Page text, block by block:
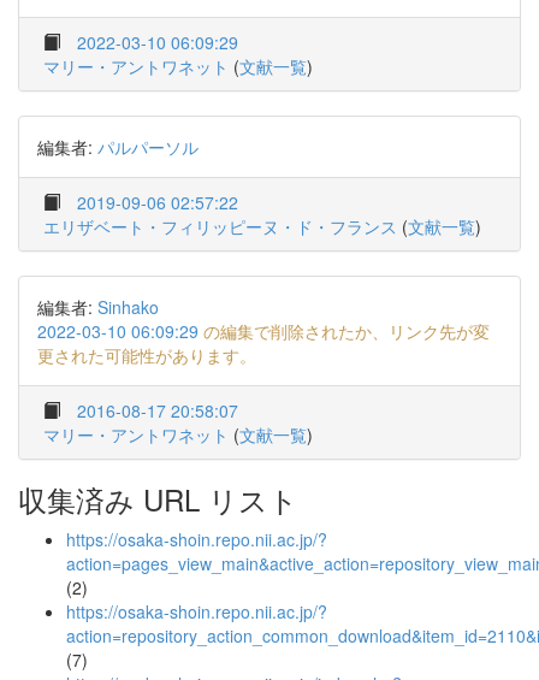
2022-03-10 06:09:29
マリー・アントワネット (文献一覧)
編集者: パルパーソル
2019-09-06 02:57:22
エリザベート・フィリッピーヌ・ド・フランス (文献一覧)
編集者: Sinhako
2022-03-10 06:09:29 の編集で削除されたか、リンク先が変
更された可能性があります。
2016-08-17 20:58:07
マリー・アントワネット (文献一覧)
収集済み URL リスト
https://osaka-shoin.repo.nii.ac.jp/?
(2)
https://osaka-shoin.repo.nii.ac.jp/?
(7)